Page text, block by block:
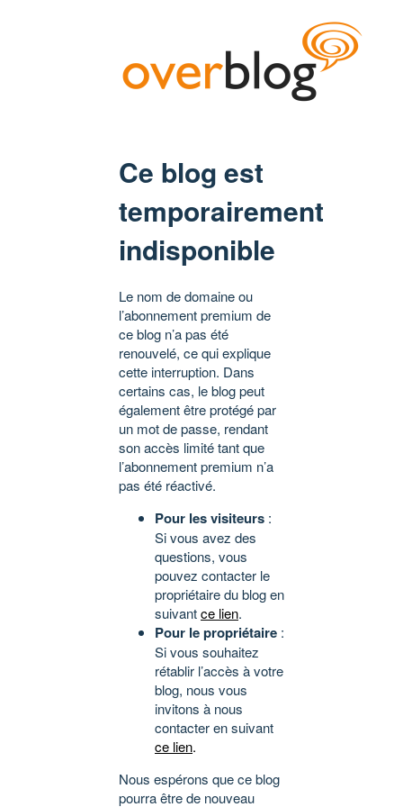
Ce blog est
temporairement
indisponible
Le nom de domaine ou
l’abonnement premium de
ce blog n’a pas été
renouvelé, ce qui explique
cette interruption. Dans
certains cas, le blog peut
également être protégé par
un mot de passe, rendant
son accès limité tant que
l’abonnement premium n’a
pas été réactivé.
Pour les visiteurs :
Si vous avez des
questions, vous
pouvez contacter le
propriétaire du blog en
suivantce lien.
Pour le propriétaire :
Si vous souhaitez
rétablir l’accès à votre
blog, nous vous
invitons à nous
contacter en suivant
ce lien.
Nous espérons que ce blog
pourra être de nouveau